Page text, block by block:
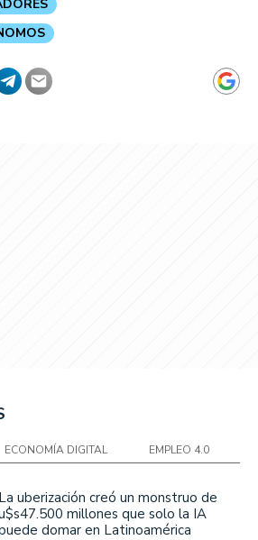
ECONOMÍA DIGITAL EMPLEO 4.0
La uberización creó un monstruo de
millones que solo la IA
domar en Latinoamérica